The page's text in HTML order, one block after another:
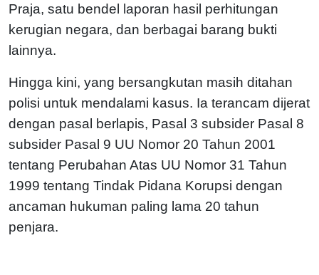
Praja, satu bendel laporan hasil perhitungan
kerugian negara, dan berbagai barang bukti
lainnya.
Hingga kini, yang bersangkutan masih ditahan
polisi untuk mendalami kasus. Ia terancam dijerat
dengan pasal berlapis, Pasal 3 subsider Pasal 8
subsider Pasal 9 UU Nomor 20 Tahun 2001
tentang Perubahan Atas UU Nomor 31 Tahun
1999 tentang Tindak Pidana Korupsi dengan
ancaman hukuman paling lama 20 tahun
penjara.